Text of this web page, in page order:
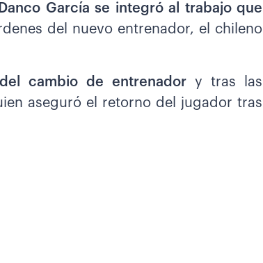
García se integró al trabajo que
del nuevo entrenador, el chileno
cambio de entrenador y tras las
aseguró el retorno del jugador tras